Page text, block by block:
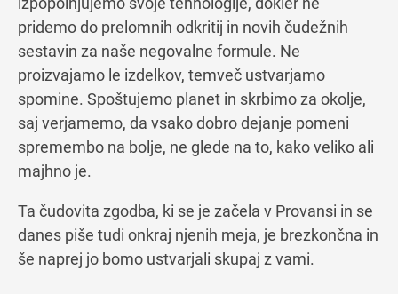
pridemo do prelomnih odkritij in novih čudežnih
sestavin za naše negovalne formule. Ne
proizvajamo le izdelkov, temveč ustvarjamo
spomine. Spoštujemo planet in skrbimo za okolje,
saj verjamemo, da vsako dobro dejanje pomeni
spremembo na bolje, ne glede na to, kako veliko ali
majhno je.
Ta čudovita zgodba, ki se je začela v Provansi in se
danes piše tudi onkraj njenih meja, je brezkončna in
še naprej jo bomo ustvarjali skupaj z vami.